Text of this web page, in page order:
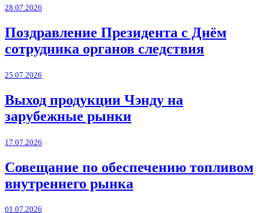
28.07.2026
Поздравление Президента с Днём
сотрудника органов следствия
25.07.2026
Выход продукции Чэнду на
зарубежные рынки
17.07.2026
Совещание по обеспечению топливом
внутреннего рынка
01.07.2026